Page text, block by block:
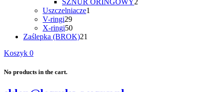
SZNUR ORINGOWY2
Uszczelniacze1
V-ringi2929
produktów
X-ringi5050
produktów
Zaślepka (BROK)21
Koszyk 0
No products in the cart.